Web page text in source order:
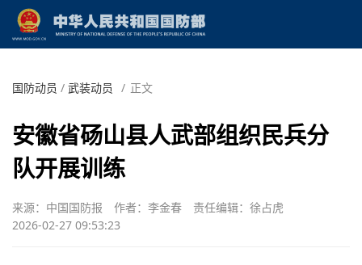
国防动员 / 武装动员 / 正文
安徽省砀山县人武部组织民兵分
队开展训练
来源：中国国防报 作者：李金春
责任编辑：徐占虎
2026-02-27 09:53:23